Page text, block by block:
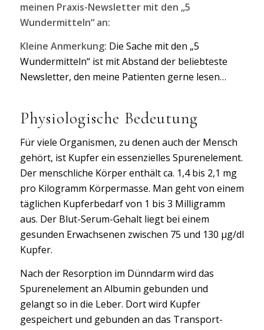
meinen Praxis-Newsletter mit den „5
Wundermitteln“ an:
Kleine Anmerkung: Die Sache mit den „5
Wundermitteln“ ist mit Abstand der beliebteste
Newsletter, den meine Patienten gerne lesen…
Physiologische Bedeutung
Für viele Organismen, zu denen auch der Mensch
gehört, ist Kupfer ein essenzielles Spurenelement.
Der menschliche Körper enthält ca. 1,4 bis 2,1 mg
pro Kilogramm Körpermasse. Man geht von einem
täglichen Kupferbedarf von 1 bis 3 Milligramm
aus. Der Blut-Serum-Gehalt liegt bei einem
gesunden Erwachsenen zwischen 75 und 130 µg/dl
Kupfer.
Nach der Resorption im Dünndarm wird das
Spurenelement an Albumin gebunden und
gelangt so in die Leber. Dort wird Kupfer
gespeichert und gebunden an das Transport-